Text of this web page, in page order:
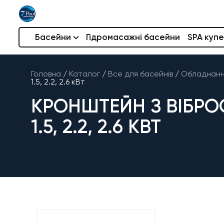
Басейни Гідромасажні басейни SPA
Головна / Каталог / Все для басейнів /
1.5, 2.2, 2.6 кВт
КРОНШТЕЙН З
1.5, 2.2, 2.6 КВТ